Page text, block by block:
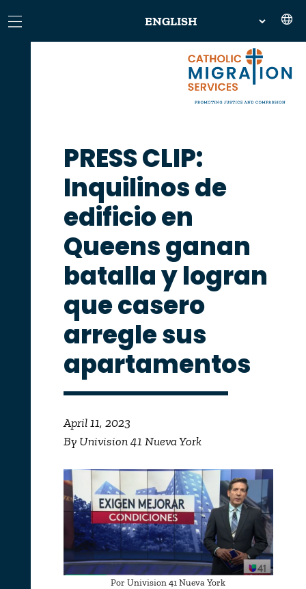
PRESS CLIP:
Inquilinos de
edificio en
Queens ganan
batalla y logran
que casero
arregle sus
apartamentos
April 11, 2023
By Univision 41 Nueva York
Por Univision 41 Nueva York